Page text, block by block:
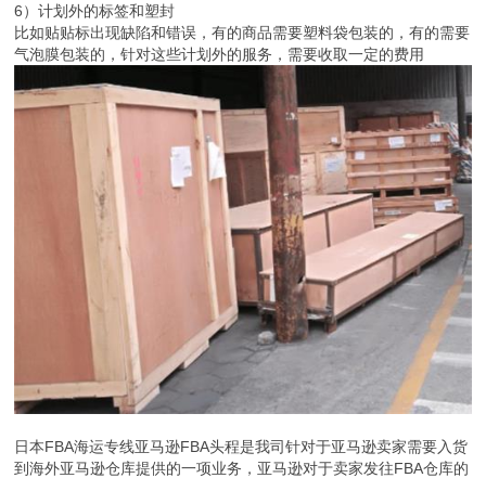
6）计划外的标签和塑封
比如贴贴标出现缺陷和错误，有的商品需要塑料袋包装的，有的需要
气泡膜包装的，针对这些计划外的服务，需要收取一定的费用
日本FBA海运专线亚马逊FBA头程是我司针对于亚马逊卖家需要入货
到海外亚马逊仓库提供的一项业务，亚马逊对于卖家发往FBA仓库的